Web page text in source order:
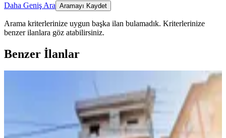
Daha Geniş Ara Aramayı Kaydet
Arama kriterlerinize uygun başka ilan bulamadık. Kriterlerinize
benzer ilanlara göz atabilirsiniz.
Benzer İlanlar
Germenıcıa'dan Pıazza'ya Çok Yakın
Yeni Yapı Satılık 1+1 Daire
Dulkadiroğlu, Egemenlik Mahallesi
· 50 m² ·3. Kat·05.08.2026